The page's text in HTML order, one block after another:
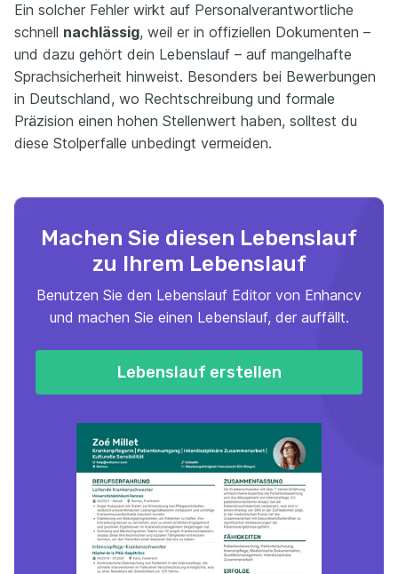
Ein solcher Fehler wirkt auf Personalverantwortliche
schnell nachlässig, weil er in offiziellen Dokumenten –
und dazu gehört dein Lebenslauf – auf mangelhafte
Sprachsicherheit hinweist. Besonders bei Bewerbungen
in Deutschland, wo Rechtschreibung und formale
Präzision einen hohen Stellenwert haben, solltest du
diese Stolperfalle unbedingt vermeiden.
Machen Sie diesen Lebenslauf
zu Ihrem Lebenslauf
Benutzen Sie den Lebenslauf Editor von Enhancv
und machen Sie einen Lebenslauf, der auffällt.
Lebenslauf erstellen